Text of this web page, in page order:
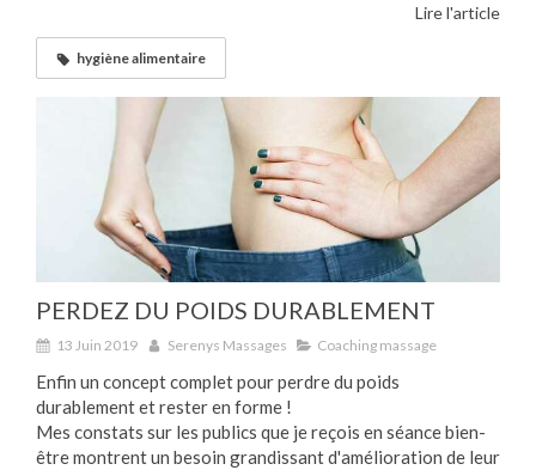
Lire l'article
hygiène alimentaire
PERDEZ DU POIDS DURABLEMENT
13 Juin 2019 Serenys Massages Coaching massage
Enfin un concept complet pour perdre du poids
durablement et rester en forme !
Mes constats sur les publics que je reçois en séance bien-
être montrent un besoin grandissant d'amélioration de leur